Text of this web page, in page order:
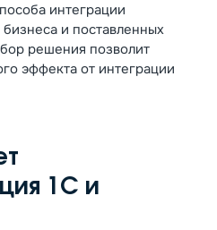
интеграции
и поставленных
решения позволит
эффекта от интеграции
1С и